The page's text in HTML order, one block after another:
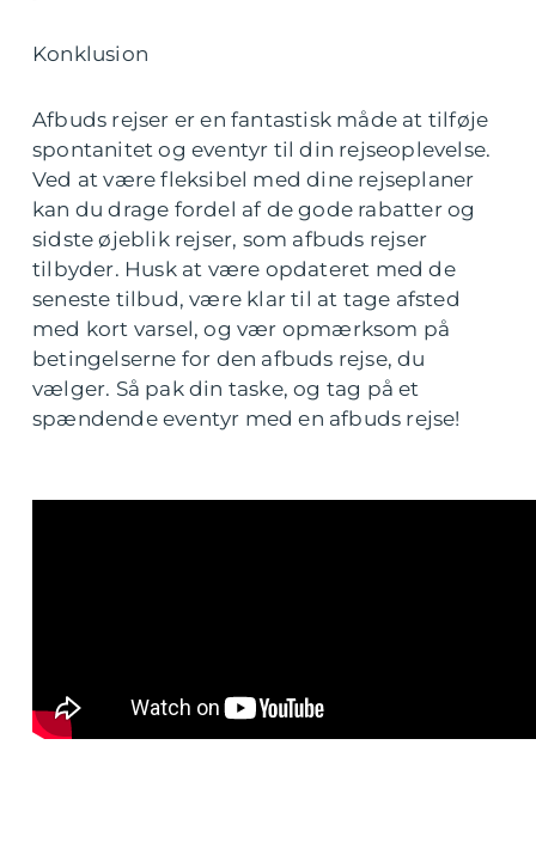
Konklusion
Afbuds rejser er en fantastisk måde at tilføje
spontanitet og eventyr til din rejseoplevelse.
Ved at være fleksibel med dine rejseplaner
kan du drage fordel af de gode rabatter og
sidste øjeblik rejser, som afbuds rejser
tilbyder. Husk at være opdateret med de
seneste tilbud, være klar til at tage afsted
med kort varsel, og vær opmærksom på
betingelserne for den afbuds rejse, du
vælger. Så pak din taske, og tag på et
spændende eventyr med en afbuds rejse!